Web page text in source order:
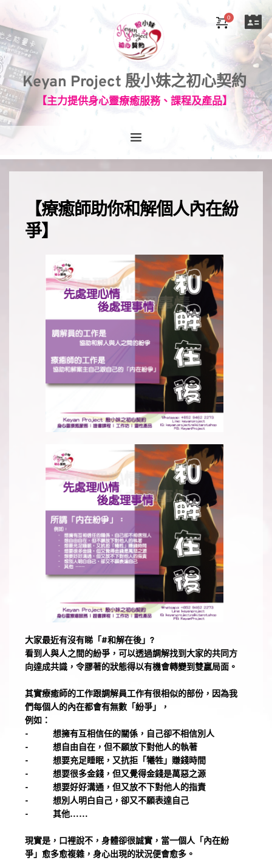
Keyan Project 殷小妹之初心契約
【主力提供身心靈療癒服務、課程及產品】
【療癒師助你和解個人內在紛
爭】
大家最近有沒有睇「#和解在後」?
看到人與人之間的紛爭，可以透過調解找到大家的共同方
向達成共識，令膠著的狀態得以有機會轉變到雙贏局面。
其實療癒師的工作跟調解員工作有很相似的部份，因為我
們每個人的內在都會有無數「紛爭」，
例如：
-          想擁有互相信任的關係，自己卻不相信別人
-          想自由自在，但不願放下對他人的執著
-          想要充足睡眠，又抗拒「犧牲」賺錢時間
-          想要很多金錢，但又覺得金錢是萬惡之源
-          想要好好溝通，但又放不下對他人的指責
-          想別人明白自己，卻又不願表達自己
-          其他……
現實是，口裡說不，身體卻很誠實，當一個人「內在紛
爭」愈多愈複雜，身心出現的狀況便會愈多。